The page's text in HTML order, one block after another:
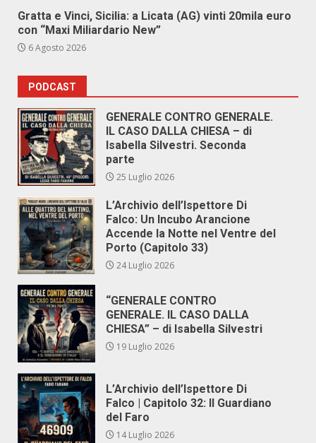
Gratta e Vinci, Sicilia: a Licata (AG) vinti 20mila euro
con “Maxi Miliardario New”
6 Agosto 2026
PODCAST
GENERALE CONTRO GENERALE.
IL CASO DALLA CHIESA – di
Isabella Silvestri. Seconda
parte
25 Luglio 2026
L’Archivio dell’Ispettore Di
Falco: Un Incubo Arancione
Accende la Notte nel Ventre del
Porto (Capitolo 33)
24 Luglio 2026
“GENERALE CONTRO
GENERALE. IL CASO DALLA
CHIESA” – di Isabella Silvestri
19 Luglio 2026
L’Archivio dell’Ispettore Di
Falco | Capitolo 32: Il Guardiano
del Faro
14 Luglio 2026